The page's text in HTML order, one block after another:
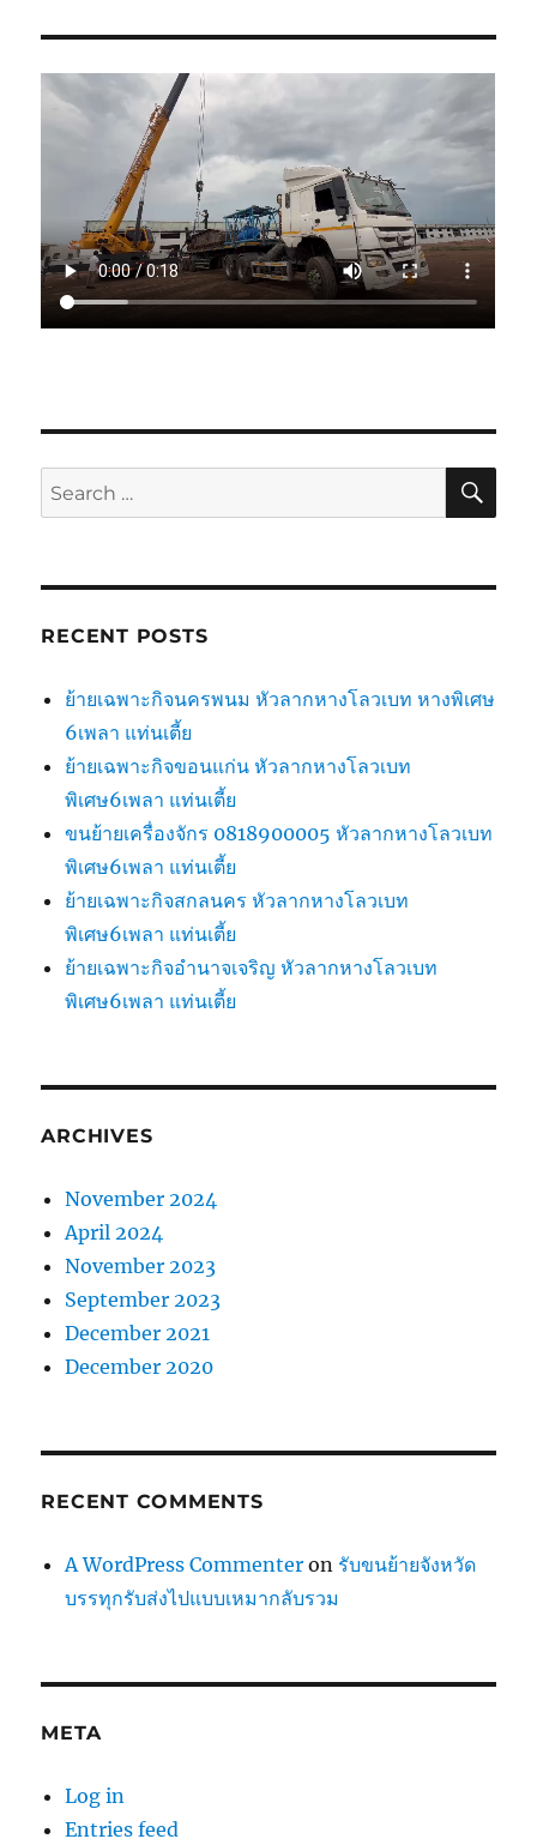
Search
for:
RECENT POSTS
ย้ายเฉพาะกิจนครพนม หัวลากหางโลวเบท หางพิเศษ
6เพลา แท่นเตี้ย
ย้ายเฉพาะกิจขอนแก่น หัวลากหางโลวเบท
พิเศษ6เพลา แท่นเตี้ย
ขนย้ายเครื่องจักร 0818900005 หัวลากหางโลวเบท
พิเศษ6เพลา แท่นเตี้ย
ย้ายเฉพาะกิจสกลนคร หัวลากหางโลวเบท
พิเศษ6เพลา แท่นเตี้ย
ย้ายเฉพาะกิจอำนาจเจริญ หัวลากหางโลวเบท
พิเศษ6เพลา แท่นเตี้ย
ARCHIVES
November 2024
April 2024
November 2023
September 2023
December 2021
December 2020
RECENT COMMENTS
A WordPress Commenter on รับขนย้ายจังหวัด
บรรทุกรับส่งไปแบบเหมากลับรวม
META
Log in
Entries feed